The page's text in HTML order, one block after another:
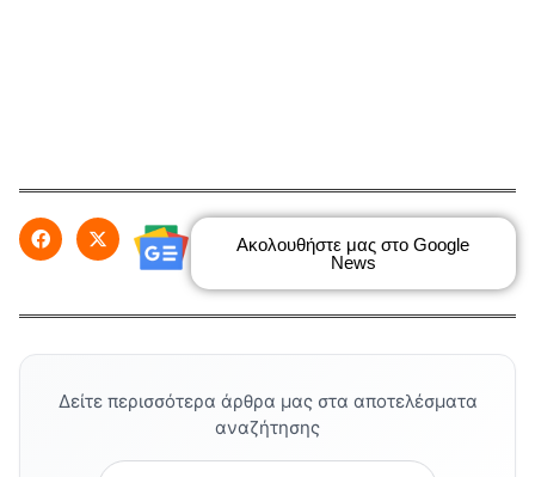
Ακολουθήστε μας στο Google
News
Δείτε περισσότερα άρθρα μας στα αποτελέσματα
αναζήτησης